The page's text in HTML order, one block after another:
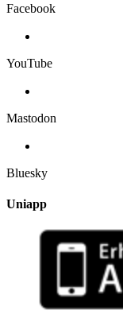
Facebook
YouTube
Mastodon
Bluesky
Uniapp